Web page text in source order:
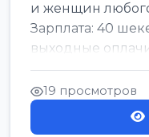
и женщин
Зарплата: 40
выходные
смены утро день
19 просмотров